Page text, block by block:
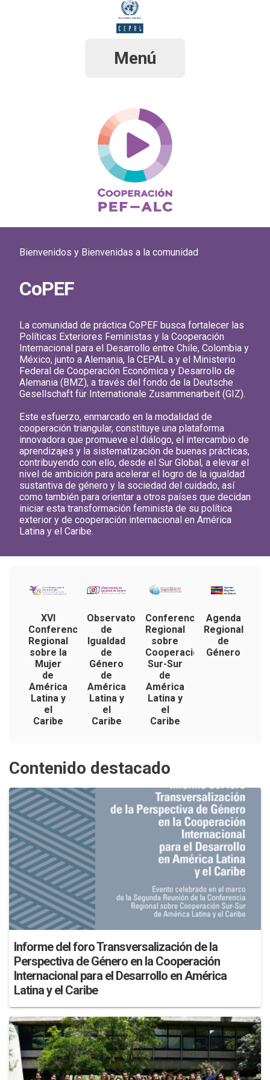
Menú
Bienvenidos y Bienvenidas a la comunidad
CoPEF
La comunidad de práctica CoPEF busca fortalecer las
Políticas Exteriores Feministas y la Cooperación
Internacional para el Desarrollo entre Chile, Colombia y
México, junto a Alemania, la CEPAL a y el Ministerio
Federal de Cooperación Económica y Desarrollo de
Alemania (BMZ), a través del fondo de la Deutsche
Gesellschaft für Internationale Zusammenarbeit (GIZ).
Este esfuerzo, enmarcado en la modalidad de
cooperación triangular, constituye una plataforma
innovadora que promueve el diálogo, el intercambio de
aprendizajes y la sistematización de buenas prácticas,
contribuyendo con ello, desde el Sur Global, a elevar el
nivel de ambición para acelerar el logro de la igualdad
sustantiva de género y la sociedad del cuidado, así
como también para orientar a otros países que decidan
iniciar esta transformación feminista de su política
exterior y de cooperación internacional en América
Latina y el Caribe.
XVI
Conferencia
Regional
sobre la
Mujer
de
América
Latina y
el
Caribe
Observatorio
de
Igualdad
de
Género
de
América
Latina y
el
Caribe
Conferencia
Regional
sobre
Cooperación
Sur-Sur
de
América
Latina y
el
Caribe
Agenda
Regional
de
Género
Contenido destacado
Informe del foro Transversalización de la
Perspectiva de Género en la Cooperación
Internacional para el Desarrollo en América
Latina y el Caribe